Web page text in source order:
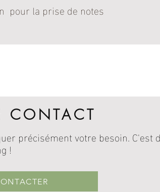
pour la prise de notes
CONTACT
précisément votre besoin. C'est
!